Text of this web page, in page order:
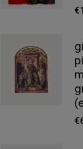
€
€